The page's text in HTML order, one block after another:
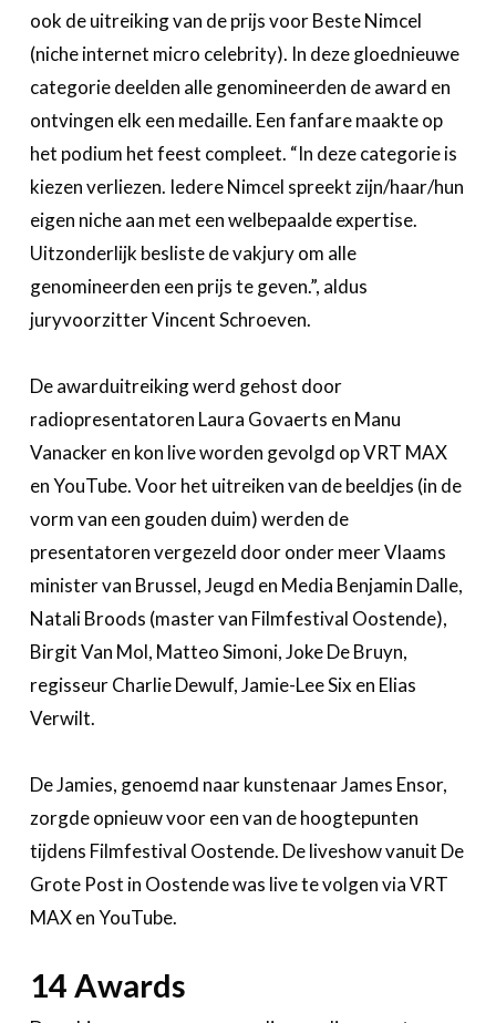
ook de uitreiking van de prijs voor Beste Nimcel
(niche internet micro celebrity). In deze gloednieuwe
categorie deelden alle genomineerden de award en
ontvingen elk een medaille. Een fanfare maakte op
het podium het feest compleet. “In deze categorie is
kiezen verliezen. Iedere Nimcel spreekt zijn/haar/hun
eigen niche aan met een welbepaalde expertise.
Uitzonderlijk besliste de vakjury om alle
genomineerden een prijs te geven.”, aldus
juryvoorzitter Vincent Schroeven.
De awarduitreiking werd gehost door
radiopresentatoren Laura Govaerts en Manu
Vanacker en kon live worden gevolgd op VRT MAX
en YouTube. Voor het uitreiken van de beeldjes (in de
vorm van een gouden duim) werden de
presentatoren vergezeld door onder meer Vlaams
minister van Brussel, Jeugd en Media Benjamin Dalle,
Natali Broods (master van Filmfestival Oostende),
Birgit Van Mol, Matteo Simoni, Joke De Bruyn,
regisseur Charlie Dewulf, Jamie-Lee Six en Elias
Verwilt.
De Jamies, genoemd naar kunstenaar James Ensor,
zorgde opnieuw voor een van de hoogtepunten
tijdens Filmfestival Oostende. De liveshow vanuit De
Grote Post in Oostende was live te volgen via VRT
MAX en YouTube.
14 Awards